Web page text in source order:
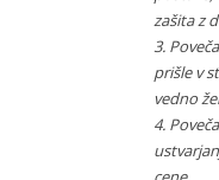
zašita z
3.
prišle v
vedno
4.